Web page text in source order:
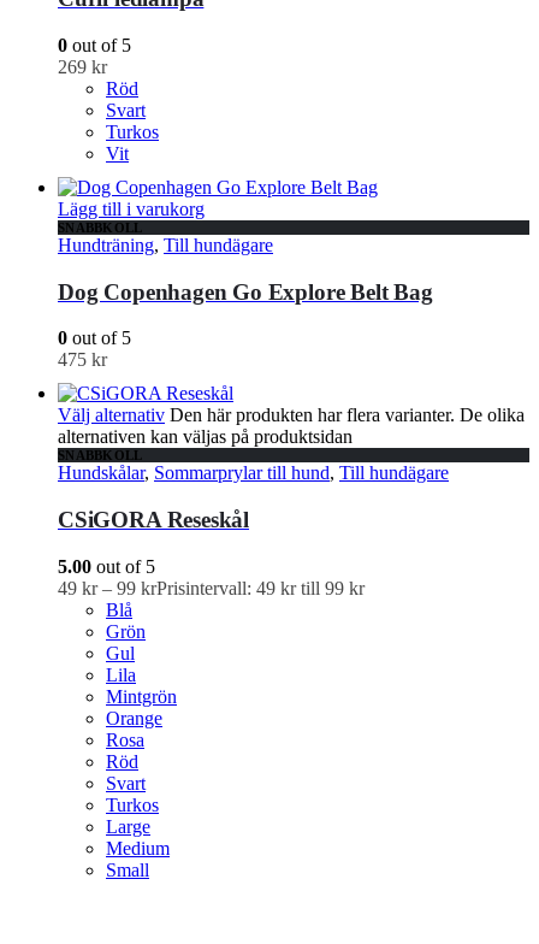
0 out of 5
269 kr
Röd
Svart
Turkos
Vit
Lägg till i varukorg
SNABBKOLL
Hundträning, Till hundägare
Dog Copenhagen Go Explore Belt Bag
0 out of 5
475 kr
Välj alternativ Den här produkten har flera varianter. De olika
alternativen kan väljas på produktsidan
SNABBKOLL
Hundskålar, Sommarprylar till hund, Till hundägare
CSiGORA Reseskål
5.00 out of 5
49 kr – 99 krPrisintervall: 49 kr till 99 kr
Blå
Grön
Gul
Lila
Mintgrön
Orange
Rosa
Röd
Svart
Turkos
Large
Medium
Small